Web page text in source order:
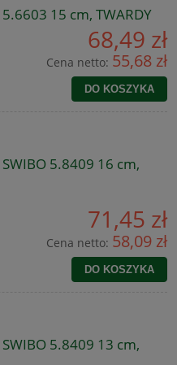
15 cm, TWARDY
68,49 zł
Cena netto: 55,68 zł
DO KOSZYKA
5.8409 16 cm,
71,45 zł
Cena netto: 58,09 zł
DO KOSZYKA
5.8409 13 cm,